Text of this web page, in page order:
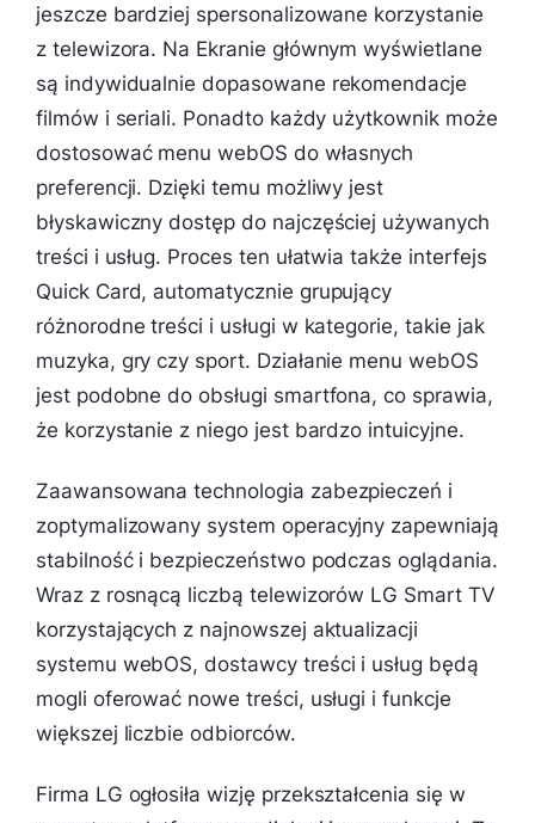
jeszcze bardziej spersonalizowane korzystanie
z telewizora. Na Ekranie głównym wyświetlane
są indywidualnie dopasowane rekomendacje
filmów i seriali. Ponadto każdy użytkownik może
dostosować menu webOS do własnych
preferencji. Dzięki temu możliwy jest
błyskawiczny dostęp do najczęściej używanych
treści i usług. Proces ten ułatwia także interfejs
Quick Card, automatycznie grupujący
różnorodne treści i usługi w kategorie, takie jak
muzyka, gry czy sport. Działanie menu webOS
jest podobne do obsługi smartfona, co sprawia,
że korzystanie z niego jest bardzo intuicyjne.
Zaawansowana technologia zabezpieczeń i
zoptymalizowany system operacyjny zapewniają
stabilność i bezpieczeństwo podczas oglądania.
Wraz z rosnącą liczbą telewizorów LG Smart TV
korzystających z najnowszej aktualizacji
systemu webOS, dostawcy treści i usług będą
mogli oferować nowe treści, usługi i funkcje
większej liczbie odbiorców.
Firma LG ogłosiła wizję przekształcenia się w